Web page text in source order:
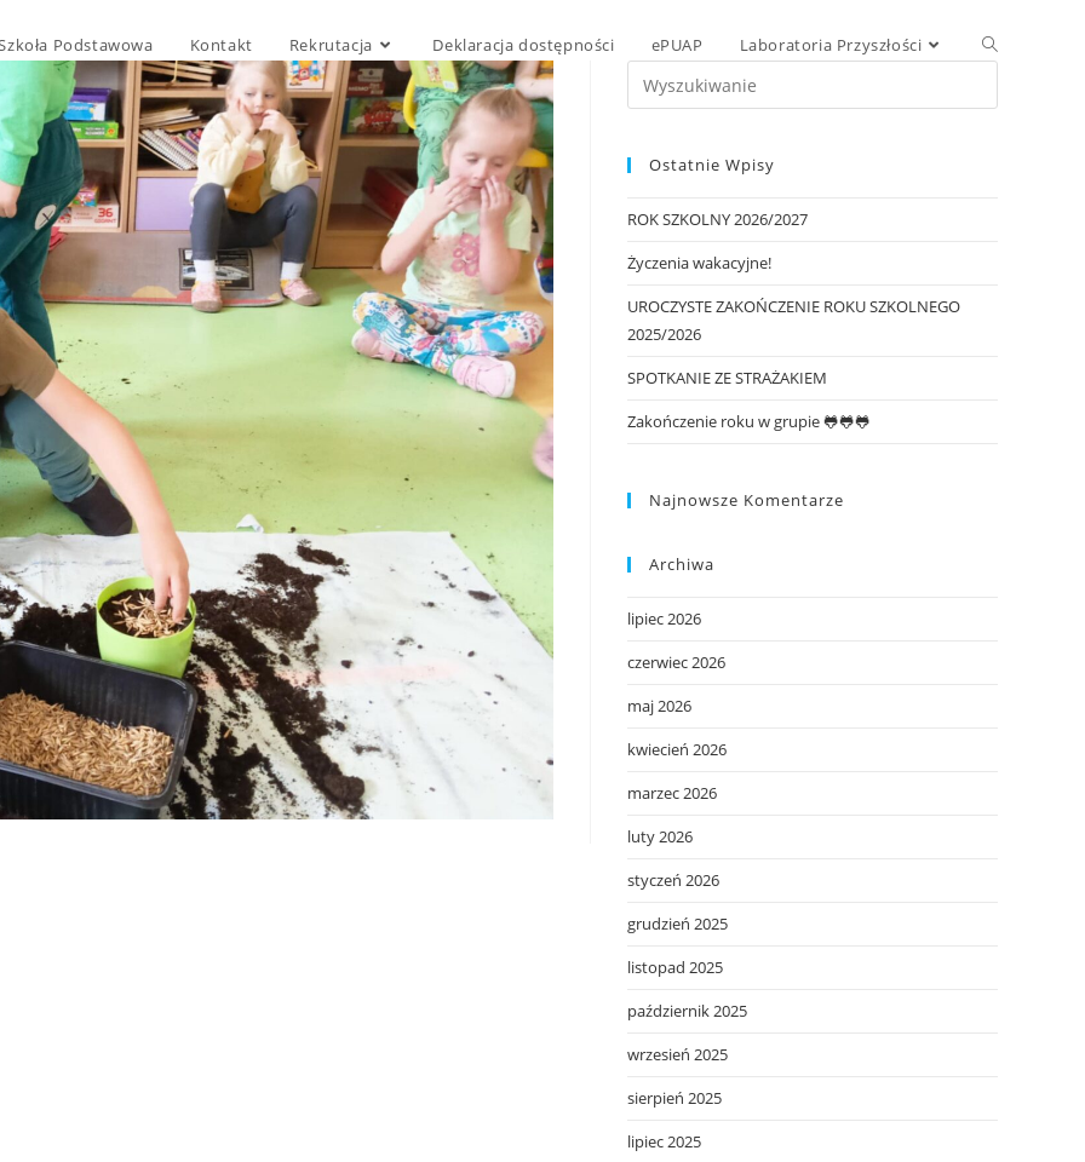
Podstawowa Kontakt Rekrutacja Deklaracja dostępności ePUAP Laboratoria Przyszłości
Ostatnie Wpisy
ROK SZKOLNY 2026/2027
Życzenia wakacyjne!
UROCZYSTE ZAKOŃCZENIE ROKU SZKOLNEGO
2025/2026
SPOTKANIE ZE STRAŻAKIEM
Zakończenie roku w grupie 🐸🐸🐸
Najnowsze Komentarze
Archiwa
lipiec 2026
czerwiec 2026
maj 2026
kwiecień 2026
marzec 2026
luty 2026
styczeń 2026
grudzień 2025
listopad 2025
październik 2025
wrzesień 2025
sierpień 2025
lipiec 2025